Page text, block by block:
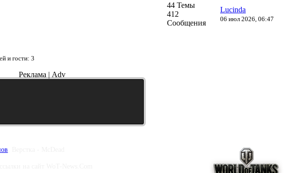
44 Темы
412
Сообщения
Lucinda
06 июл 2026, 06:47
и гости: 3
Реклама | Adv